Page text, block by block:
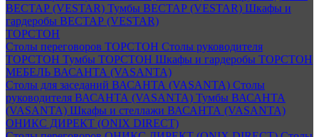
ВЕСТАР (VESTAR) Тумбы ВЕСТАР (VESTAR) Шкафы и
гардеробы ВЕСТАР (VESTAR)
ТОРСТОН
Столы переговоров ТОРСТОН Столы руководителя
ТОРСТОН Тумбы ТОРСТОН Шкафы и гардеробы ТОРСТОН
МЕБЕЛЬ ВАСАНТА (VASANTA)
Столы для заседаний ВАСАНТА (VASANTA) Столы
руководителя ВАСАНТА (VASANTA) Тумбы ВАСАНТА
(VASANTA) Шкафы и стеллажи ВАСАНТА (VASANTA)
ОНИКС ДИРЕКТ (ONIX DIRECT)